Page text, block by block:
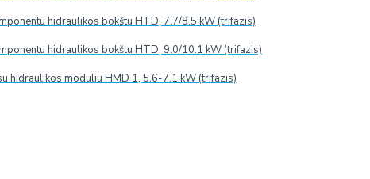
hidraulikos bokštu HTD, 7.7/8.5 kW (trifazis)
hidraulikos bokštu HTD, 9.0/10.1 kW (trifazis)
hidraulikos moduliu HMD 1, 5.6-7.1 kW (trifazis)
davikliu, kurio dėka rekuperatorius automatiškai
kondicionieriais.
horizontali.